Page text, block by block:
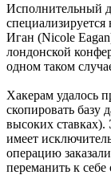
Исполнительный
Иган (Nicole
лондонской
одном таком
Хакерам удалось
скопировать базу
высоких ставках).
имеет
операцию
переманить к